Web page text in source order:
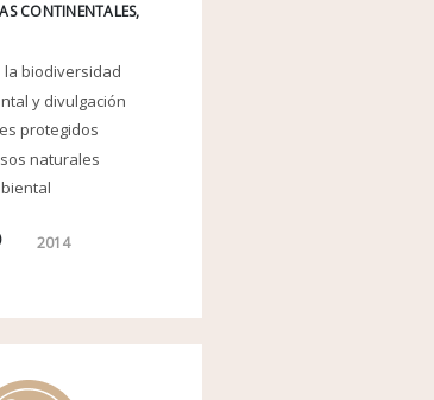
CONTINENTALES
la biodiversidad
y divulgación
protegidos
naturales
2014